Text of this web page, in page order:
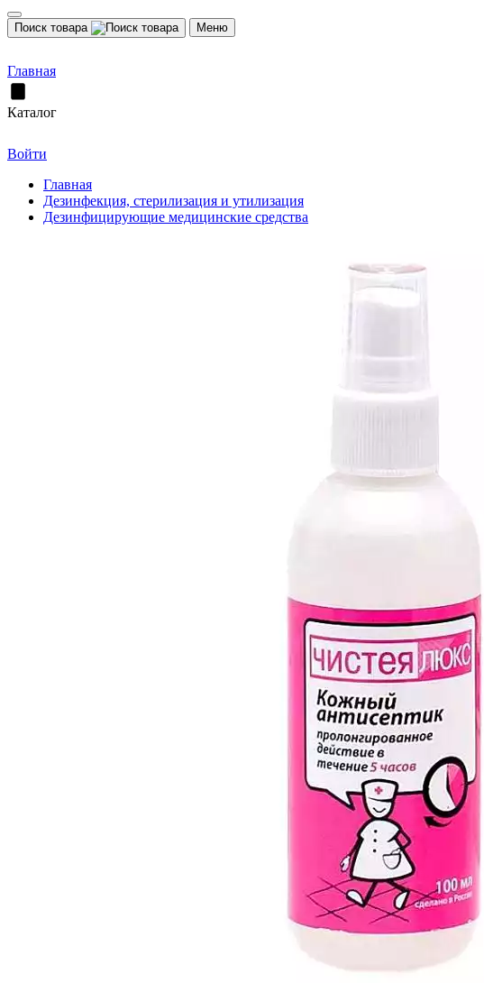
Поиск товара Меню
Главная
Каталог
Войти
Главная
Дезинфекция, стерилизация и утилизация
Дезинфицирующие медицинские средства